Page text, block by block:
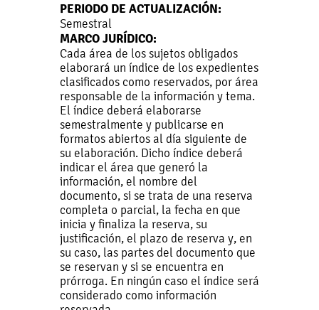
PERIODO DE ACTUALIZACIÓN:
Semestral
MARCO JURÍDICO:
Cada área de los sujetos obligados
elaborará un índice de los expedientes
clasificados como reservados, por área
responsable de la información y tema.
El índice deberá elaborarse
semestralmente y publicarse en
formatos abiertos al día siguiente de
su elaboración. Dicho índice deberá
indicar el área que generó la
información, el nombre del
documento, si se trata de una reserva
completa o parcial, la fecha en que
inicia y finaliza la reserva, su
justificación, el plazo de reserva y, en
su caso, las partes del documento que
se reservan y si se encuentra en
prórroga. En ningún caso el índice será
considerado como información